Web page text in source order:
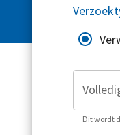
Dit wordt